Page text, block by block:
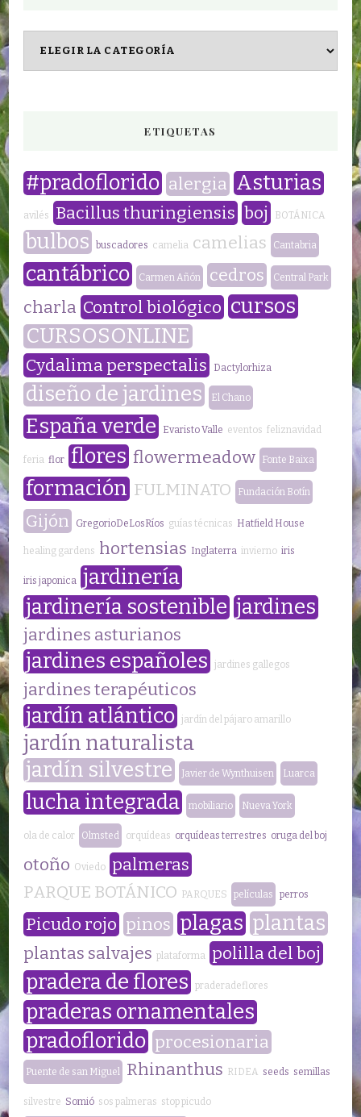
ETIQUETAS
#pradoflorido alergia Asturias
avilés Bacillus thuringiensis boj BOTÁNICA
bulbos buscadores camelia camelias Cantabria
cantábrico Carmen Añón cedros Central Park
charla Control biológico cursos
CURSOSONLINE
Cydalima perspectalis Dactylorhiza
diseño de jardines El Chano
España verde Evaristo Valle eventos feliznavidad
feria flor flores flowermeadow Fonte Baixa
formación FULMINATO Fundación Botín
Gijón GregorioDeLosRíos guías técnicas Hatfield House
healing gardens hortensias Inglaterra invierno iris
iris japonica jardinería
jardinería sostenible jardines
jardines asturianos
jardines españoles jardines gallegos
jardines terapéuticos
jardín atlántico jardín del pájaro amarillo
jardín naturalista
jardín silvestre
Javier de Wynthuisen Luarca
lucha integrada mobiliario Nueva York
ola de calor Olmsted orquídeas orquídeas terrestres oruga del boj
otoño Oviedo
palmeras
PARQUE BOTÁNICO PARQUES películas perros
Picudo rojo pinos plagas plantas
plantas salvajes plataforma polilla del boj
pradera de flores praderadeflores
praderas ornamentales
pradoflorido procesionaria
Puente de san Miguel Rhinanthus RIDEA seeds semillas
silvestre Somió sos palmeras stop picudo